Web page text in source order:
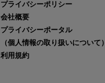
プライバシーポリシー
会社概要
プライバシーポータル
（個人情報の取り扱いについて）
利用規約